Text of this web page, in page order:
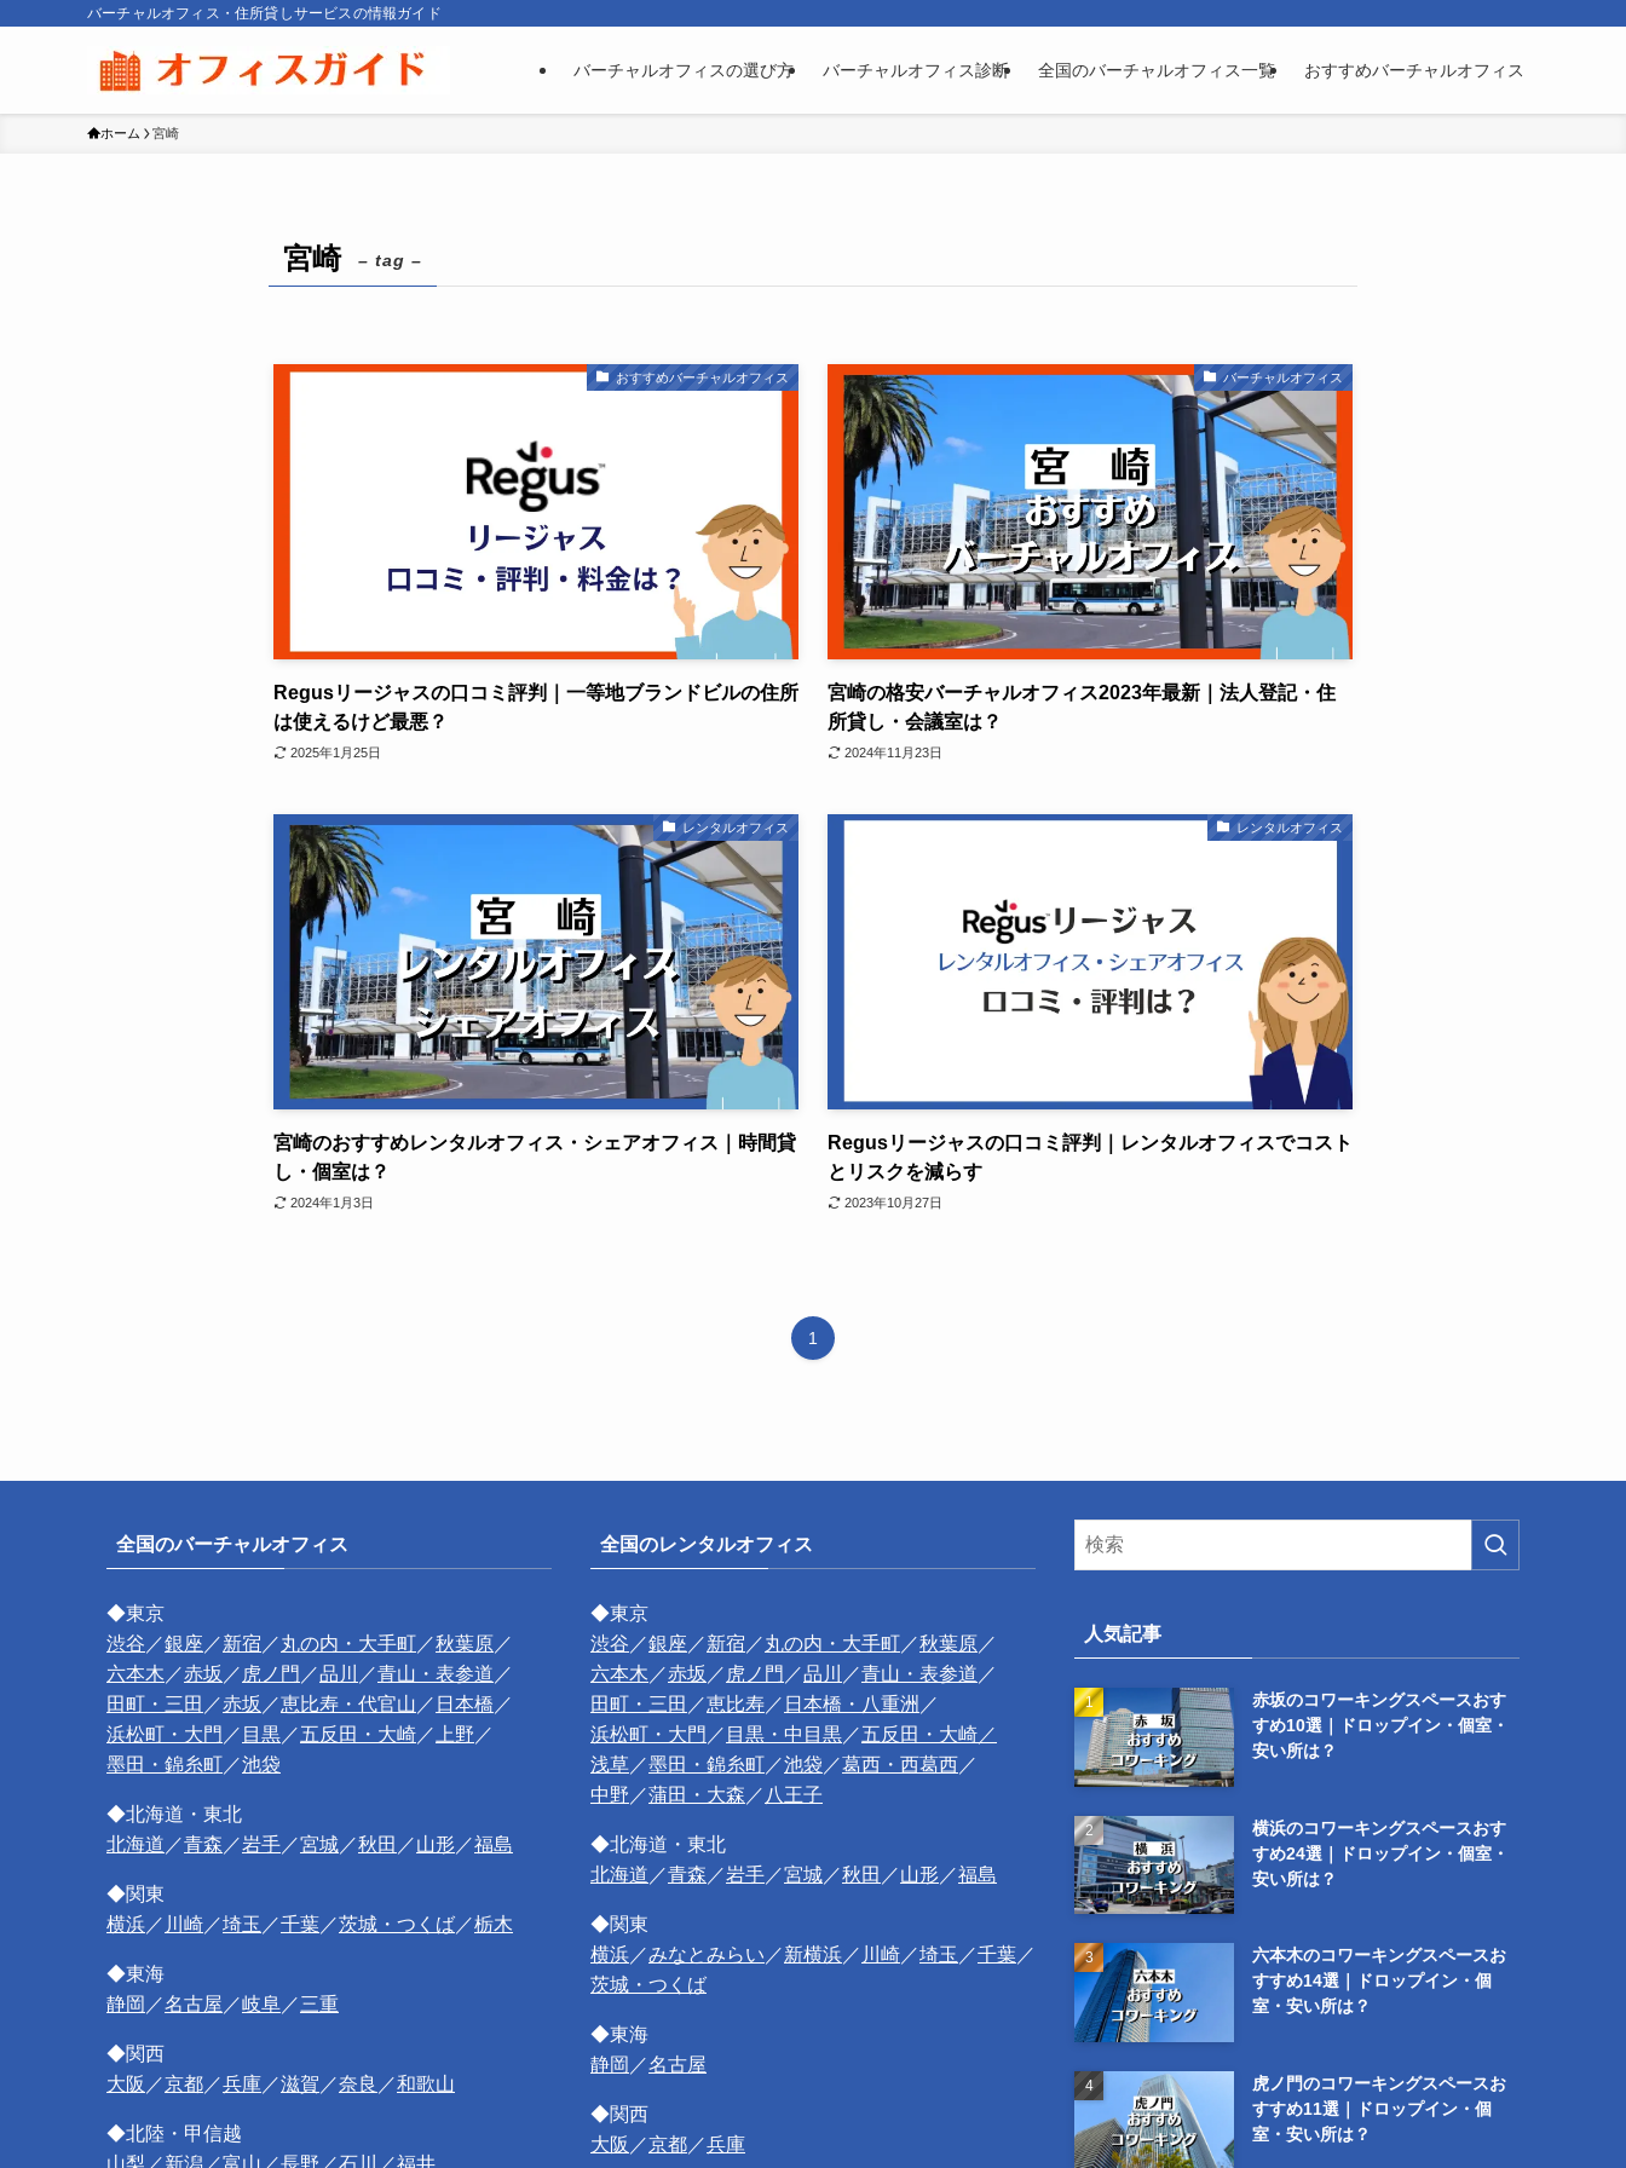
バーチャルオフィス・住所貸しサービスの情報ガイド
バーチャルオフィスの選び方 バーチャルオフィス診断 全国のバーチャルオフィス一覧 おすすめバーチャルオフィス
ホーム 宮崎
宮崎 – tag –
おすすめバーチャルオフィス
Regusリージャスの口コミ評判｜一等地ブランドビルの住所
は使えるけど最悪？
2025年1月25日
バーチャルオフィス
宮崎の格安バーチャルオフィス2023年最新｜法人登記・住
所貸し・会議室は？
2024年11月23日
レンタルオフィス
宮崎のおすすめレンタルオフィス・シェアオフィス｜時間貸
し・個室は？
2024年1月3日
レンタルオフィス
Regusリージャスの口コミ評判｜レンタルオフィスでコスト
とリスクを減らす
2023年10月27日
1
全国のバーチャルオフィス
◆東京
渋谷 ／銀座 ／新宿 ／丸の内・大手町 ／秋葉原 ／
六本木 ／赤坂 ／ 虎ノ門 ／品川 ／青山・表参道 ／
田町・三田 ／赤坂 ／恵比寿・代官山 ／ 日本橋 ／
浜松町・大門 ／ 目黒 ／五反田・大崎 ／ 上野 ／
墨田・錦糸町 ／池袋
◆北海道・東北
北海道 ／青森 ／岩手 ／宮城 ／秋田 ／山形 ／福島
◆関東
横浜 ／ 川崎 ／埼玉 ／千葉 ／茨城・つくば ／栃木
◆東海
静岡 ／名古屋 ／岐阜 ／三重
◆関西
大阪 ／京都 ／兵庫 ／滋賀 ／奈良 ／和歌山
◆北陸・甲信越
山梨 ／新潟 ／富山 ／長野 ／石川 ／福井
全国のレンタルオフィス
◆東京
渋谷 ／銀座 ／新宿 ／丸の内・大手町 ／秋葉原 ／
六本木 ／赤坂 ／ 虎ノ門 ／品川 ／青山・表参道 ／
田町・三田 ／恵比寿 ／ 日本橋・八重洲 ／
浜松町・大門 ／ 目黒・中目黒 ／五反田・大崎／
浅草 ／墨田・錦糸町 ／池袋 ／葛西・西葛西 ／
中野 ／蒲田・大森 ／ 八王子
◆北海道・東北
北海道 ／青森 ／岩手 ／宮城 ／秋田 ／山形 ／福島
◆関東
横浜 ／みなとみらい ／新横浜 ／ 川崎 ／埼玉 ／千葉 ／
茨城・つくば
◆東海
静岡 ／名古屋
◆関西
大阪 ／京都 ／兵庫
人気記事
赤坂のコワーキングスペースおす
すめ10選｜ドロップイン・個室・
安い所は？
横浜のコワーキングスペースおす
すめ24選｜ドロップイン・個室・
安い所は？
六本木のコワーキングスペースお
すすめ14選｜ドロップイン・個
室・安い所は？
虎ノ門のコワーキングスペースお
すすめ11選｜ドロップイン・個
室・安い所は？